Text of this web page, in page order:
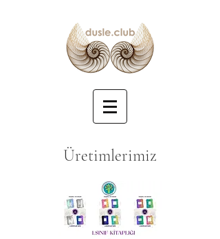
Üretimlerimiz